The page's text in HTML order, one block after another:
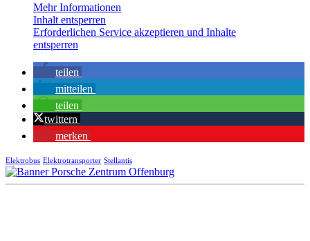
Mehr Informationen
Inhalt entsperren
Erforderlichen Service akzeptieren und Inhalte
entsperren
teilen
mitteilen
teilen
twittern
merken
Elektrobus Elektrotransporter Stellantis